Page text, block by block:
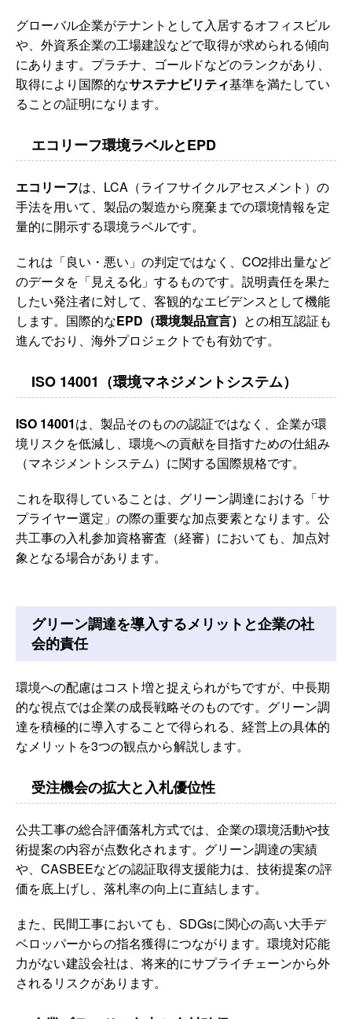
グローバル企業がテナントとして入居するオフィスビル
や、外資系企業の工場建設などで取得が求められる傾向
にあります。プラチナ、ゴールドなどのランクがあり、
取得により国際的なサステナビリティ基準を満たしてい
ることの証明になります。
エコリーフ環境ラベルとEPD
エコリーフは、LCA（ライフサイクルアセスメント）の
手法を用いて、製品の製造から廃棄までの環境情報を定
量的に開示する環境ラベルです。
これは「良い・悪い」の判定ではなく、CO2排出量など
のデータを「見える化」するものです。説明責任を果た
したい発注者に対して、客観的なエビデンスとして機能
します。国際的なEPD（環境製品宣言） との相互認証も
進んでおり、海外プロジェクトでも有効です。
ISO 14001（環境マネジメントシステム）
ISO 14001は、製品そのものの認証ではなく、企業が環
境リスクを低減し、環境への貢献を目指すための仕組み
（マネジメントシステム）に関する国際規格です。
これを取得していることは、グリーン調達における「サ
プライヤー選定」の際の重要な加点要素となります。公
共工事の入札参加資格審査（経審）においても、加点対
象となる場合があります。
グリーン調達を導入するメリットと企業の社
会的責任
環境への配慮はコスト増と捉えられがちですが、中長期
的な視点では企業の成長戦略そのものです。グリーン調
達を積極的に導入することで得られる、経営上の具体的
なメリットを3つの観点から解説します。
受注機会の拡大と入札優位性
公共工事の総合評価落札方式では、企業の環境活動や技
術提案の内容が点数化されます。グリーン調達の実績
や、CASBEEなどの認証取得支援能力は、技術提案の評
価を底上げし、落札率の向上に直結します。
また、民間工事においても、SDGsに関心の高い大手デ
ベロッパーからの指名獲得につながります。環境対応能
力がない建設会社は、将来的にサプライチェーンから外
されるリスクがあります。